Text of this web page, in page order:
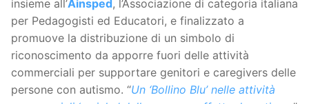
insieme all’Ainsped, l’Associazione di categoria italiana
per Pedagogisti ed Educatori, e finalizzato a
promuove la distribuzione di un simbolo di
riconoscimento da apporre fuori delle attività
commerciali per supportare genitori e caregivers delle
persone con autismo. “Un ‘Bollino Blu’ nelle attività